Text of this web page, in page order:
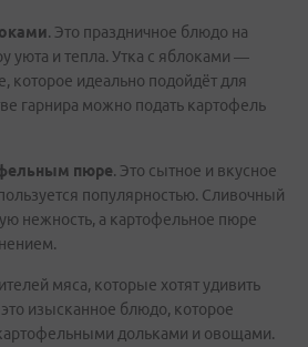
. Это праздничное блюдо на
уюта и тепла. Утка с яблоками —
которое идеально подойдёт для
гарнира можно подать картофель
пюре. Это сытное и вкусное
популярностью. Сливочный
нежность, а картофельное пюре
мяса, которые хотят удивить
изысканное блюдо, которое
дольками и овощами.